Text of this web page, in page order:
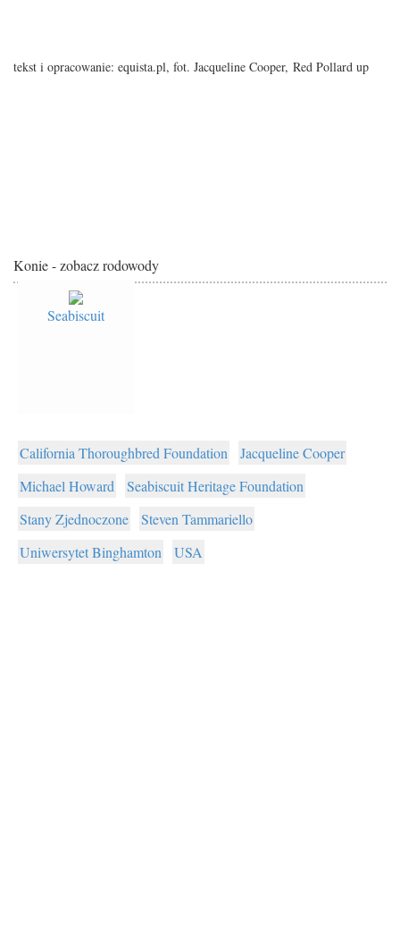
tekst i opracowanie: equista.pl, fot. Jacqueline Cooper, Red Pollard up
Konie - zobacz rodowody
Seabiscuit
California Thoroughbred Foundation
Jacqueline Cooper
Michael Howard
Seabiscuit Heritage Foundation
Stany Zjednoczone
Steven Tammariello
Uniwersytet Binghamton
USA